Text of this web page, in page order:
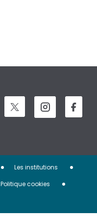
Les institutions
Politique cookies